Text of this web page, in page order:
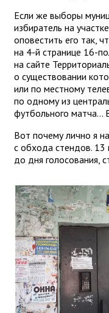
Если же выборы
избиратель на
оповестить его так,
на 4-й странице 16-
на сайте
о существовании
или по местному
по одному из
футбольного
Вот почему лично я
с обхода стендов. 13
до дня голосования,